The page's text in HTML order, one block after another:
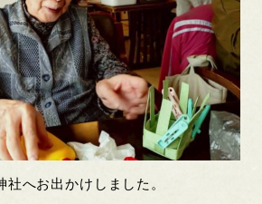
へお出かけしました。